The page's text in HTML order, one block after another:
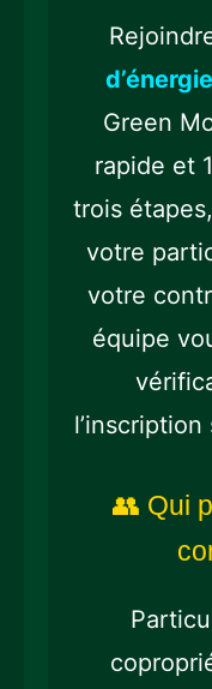
Green
rapide et
trois
votre
votre
équipe
👥 Qui